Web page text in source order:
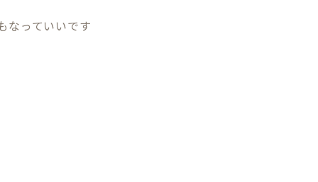
なっていいです